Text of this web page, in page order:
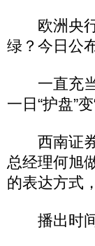
欧洲央行
绿？今日公
一直充当“
一日“护盘”
西南证券
总经理何旭
的表达方式
播出时间